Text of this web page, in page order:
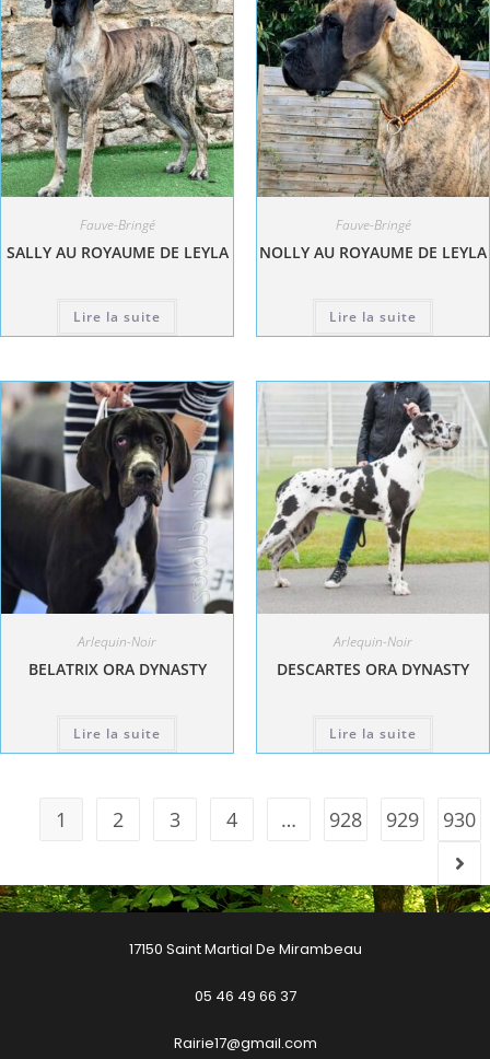
Fauve-Bringé
SALLY AU ROYAUME DE LEYLA
Lire la suite
Fauve-Bringé
NOLLY AU ROYAUME DE LEYLA
Lire la suite
Arlequin-Noir
BELATRIX ORA DYNASTY
Lire la suite
Arlequin-Noir
DESCARTES ORA DYNASTY
Lire la suite
1 2 3 4 … 928 929 930
17150 Saint Martial De Mirambeau
05 46 49 66 37
Rairie17@gmail.com